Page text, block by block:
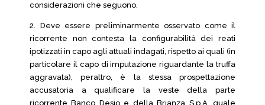
considerazioni che seguono.
2. Deve essere preliminarmente osservato come il
ricorrente non contesta la configurabilità dei reati
ipotizzati in capo agli attuali indagati, rispetto ai quali (in
particolare il capo di imputazione riguardante la truffa
aggravata), peraltro, è la stessa prospettazione
accusatoria a qualificare la veste della parte
ricorrente Banco Desio e della Brianza S.p.A. quale